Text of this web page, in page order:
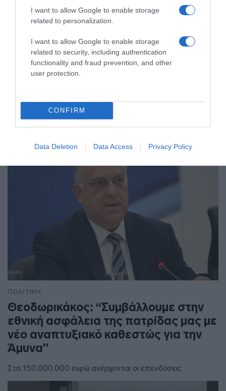
I want to allow Google to enable storage
related to personalization.
I want to allow Google to enable storage
related to security, including authentication
functionality and fraud prevention, and other
user protection.
CONFIRM
Data Deletion Data Access Privacy Policy
ΠΟΛΙΤΙΚΗ
Χατζηδάκης: “Άκυρες από 1η
Οκτωβρίου οι εγκύκλιοι που δεν
αναρτώνται – Υποχρεωτική η
των φορέων που τις εκδίδουν”
Η προϋπόθεση για την ισχύ τους
ΠΟΛΙΤΙΚΗ
Θεοδωρικάκος: “Συμβάλλουμε στην
εθνική ασφάλεια της πατρίδας μας με
νέο αναπτυξιακό καθεστώς για την
Άμυνα”
Στα 150.000.000 ευρώ ανέρχονται οι επενδύσεις